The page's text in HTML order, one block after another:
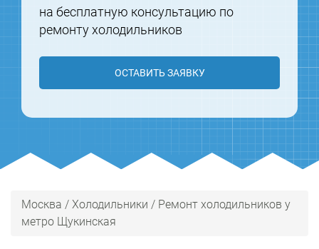
на бесплатную консультацию по
ремонту холодильников
ОСТАВИТЬ ЗАЯВКУ
Москва / Холодильники / Ремонт холодильников у
метро Щукинская